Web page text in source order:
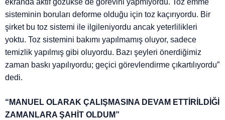
ekranda aktif gözükse de görevini yapmıyordu. Toz emme
sisteminin boruları deforme olduğu için toz kaçırıyordu. Bir
şirket bu toz sistemi ile ilgileniyordu ancak yeterlilikleri
yoktu. Toz sistemini bakımı yapılmamış oluyor, sadece
temizlik yapılmış gibi oluyordu. Bazı şeyleri önerdiğimiz
zaman baskı yapılıyordu; geçici görevlendirme çıkartılıyordu”
dedi.
“MANUEL OLARAK ÇALIŞMASINA DEVAM ETTİRİLDİĞİ
ZAMANLARA ŞAHİT OLDUM”